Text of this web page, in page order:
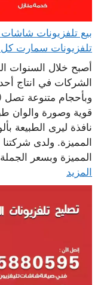
تلفزيونات سمارت كل
أصبح خلال السنوات
الشركات في انتاج
قوية وصورة والوان
نافذة ليرى الطبيعة
المميزة. ولدى
المميزة وبسعر
المزيد